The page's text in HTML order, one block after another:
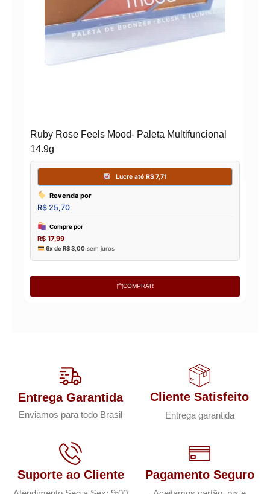
Ruby Rose Feels Mood- Paleta Multifuncional
14.9g
COMPRAR
Entrega Garantida
Enviamos para todo Brasil
Cliente Satisfeito
Entrega garantida
Suporte ao Cliente Pagamento Seguro